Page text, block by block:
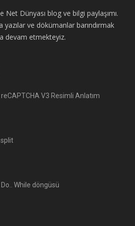
Net Dünyası blog ve bilgi paylaşımı.
ve dökümanlar barındırmak
devam etmekteyiz.
V3 Resimli Anlatım
While döngüsü